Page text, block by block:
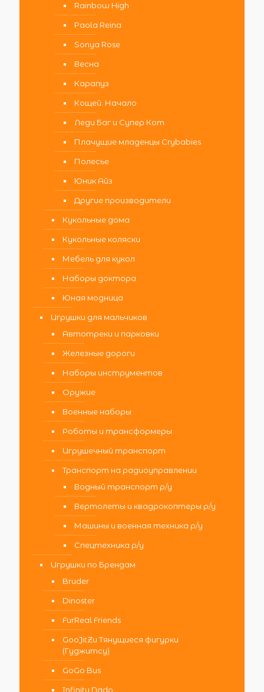
Rainbow High
Paola Reina
Sonya Rose
Весна
Карапуз
Кощей. Начало
Леди Баг и Супер Кот
Плачущие младенцы Crybabies
Полесье
Юник Айз
Другие производители
Кукольные дома
Кукольные коляски
Мебель для кукол
Наборы доктора
Юная модница
Игрушки для мальчиков
Автотреки и парковки
Железные дороги
Наборы инструментов
Оружие
Военные наборы
Роботы и трансформеры
Игрушечный транспорт
Транспорт на радиоуправлении
Водный транспорт р/у
Вертолеты и квадрокоптеры р/у
Машины и военная техника р/у
Спецтехника р/у
Игрушки по Брендам
Bruder
Dinoster
FurReal Friends
GooJitZu Тянущиеся фигурки
(Гуджитсу)
GoGo Bus
Infinity Nado